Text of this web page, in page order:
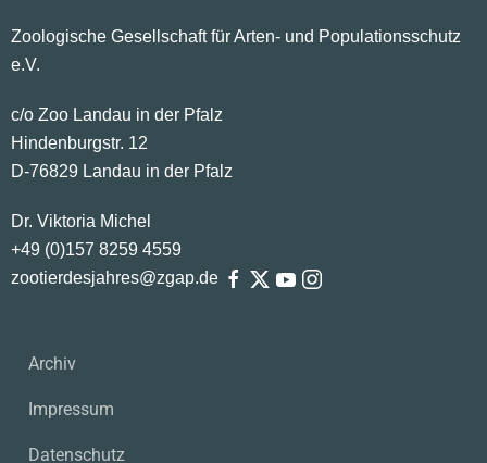
Zoologische Gesellschaft für Arten- und Populationsschutz
e.V.
c/o Zoo Landau in der Pfalz
Hindenburgstr. 12
D-76829 Landau in der Pfalz
Dr. Viktoria Michel
+49 (0)157 8259 4559
zootierdesjahres@zgap.de
Archiv
Impressum
Datenschutz